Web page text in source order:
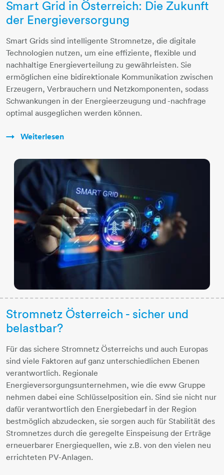
Smart Grid in Österreich: Die Zukunft
der Energieversorgung
Smart Grids sind intelligente Stromnetze, die digitale
Technologien nutzen, um eine effiziente, flexible und
nachhaltige Energieverteilung zu gewährleisten. Sie
ermöglichen eine bidirektionale Kommunikation zwischen
Erzeugern, Verbrauchern und Netzkomponenten, sodass
Schwankungen in der Energieerzeugung und -nachfrage
optimal ausgeglichen werden können.
Weiterlesen
Stromnetz Österreich - sicher und
belastbar?
Für das sichere Stromnetz Österreichs und auch Europas
sind viele Faktoren auf ganz unterschiedlichen Ebenen
verantwortlich. Regionale
Energieversorgungsunternehmen, wie die eww Gruppe
nehmen dabei eine Schlüsselposition ein. Sind sie nicht nur
dafür verantwortlich den Energiebedarf in der Region
bestmöglich abzudecken, sie sorgen auch für Stabilität des
Stromnetzes durch die geregelte Einspeisung der Erträge
erneuerbarer Energiequellen, wie z.B. von den vielen neu
errichteten PV-Anlagen.